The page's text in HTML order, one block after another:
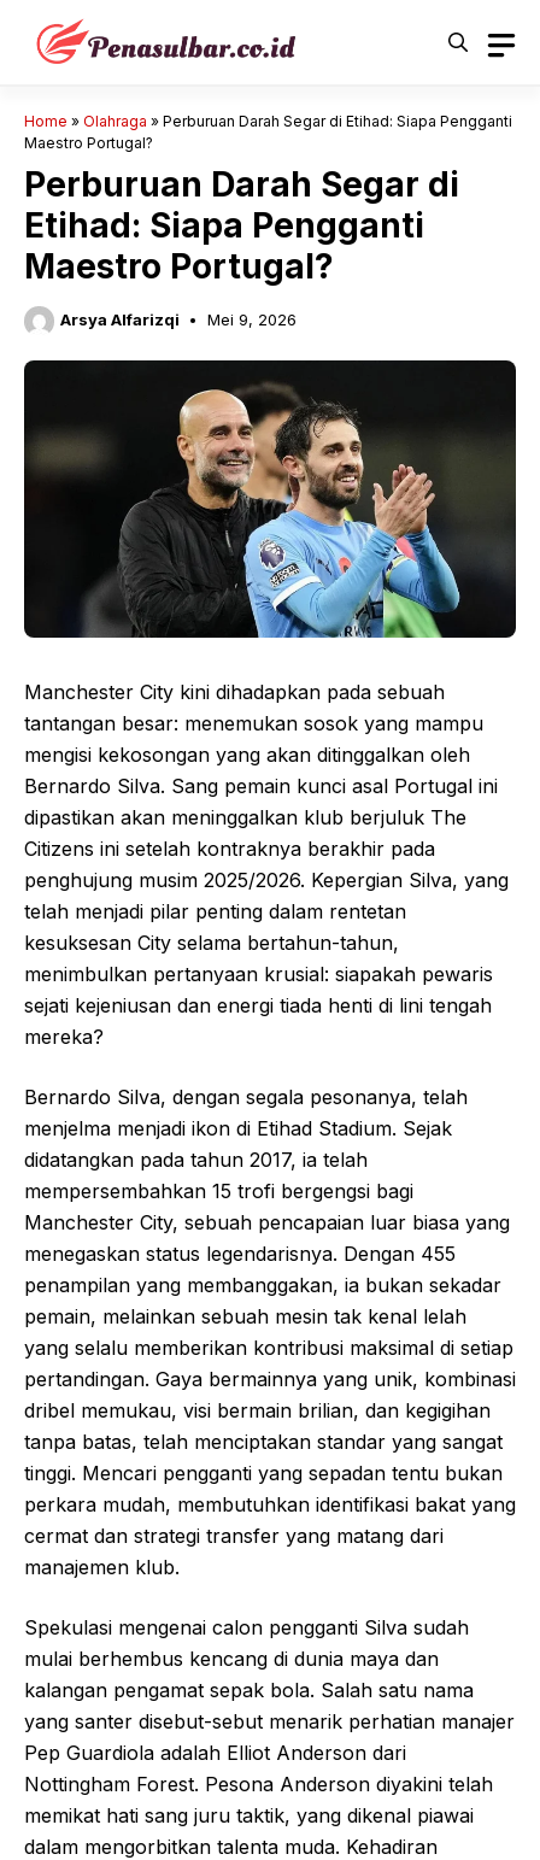
Langsung
Home » Olahraga » Perburuan Darah Segar di Etihad: Siapa Pengganti
Maestro Portugal?
Perburuan Darah Segar di
Etihad: Siapa Pengganti
Maestro Portugal?
Arsya Alfarizqi Mei 9, 2026
Manchester City kini dihadapkan pada sebuah
tantangan besar: menemukan sosok yang mampu
mengisi kekosongan yang akan ditinggalkan oleh
Bernardo Silva. Sang pemain kunci asal Portugal ini
dipastikan akan meninggalkan klub berjuluk The
Citizens ini setelah kontraknya berakhir pada
penghujung musim 2025/2026. Kepergian Silva, yang
telah menjadi pilar penting dalam rentetan
kesuksesan City selama bertahun-tahun,
menimbulkan pertanyaan krusial: siapakah pewaris
sejati kejeniusan dan energi tiada henti di lini tengah
mereka?
Bernardo Silva, dengan segala pesonanya, telah
menjelma menjadi ikon di Etihad Stadium. Sejak
didatangkan pada tahun 2017, ia telah
mempersembahkan 15 trofi bergengsi bagi
Manchester City, sebuah pencapaian luar biasa yang
menegaskan status legendarisnya. Dengan 455
penampilan yang membanggakan, ia bukan sekadar
pemain, melainkan sebuah mesin tak kenal lelah
yang selalu memberikan kontribusi maksimal di setiap
pertandingan. Gaya bermainnya yang unik, kombinasi
dribel memukau, visi bermain brilian, dan kegigihan
tanpa batas, telah menciptakan standar yang sangat
tinggi. Mencari pengganti yang sepadan tentu bukan
perkara mudah, membutuhkan identifikasi bakat yang
cermat dan strategi transfer yang matang dari
manajemen klub.
Spekulasi mengenai calon pengganti Silva sudah
mulai berhembus kencang di dunia maya dan
kalangan pengamat sepak bola. Salah satu nama
yang santer disebut-sebut menarik perhatian manajer
Pep Guardiola adalah Elliot Anderson dari
Nottingham Forest. Pesona Anderson diyakini telah
memikat hati sang juru taktik, yang dikenal piawai
dalam mengorbitkan talenta muda. Kehadiran